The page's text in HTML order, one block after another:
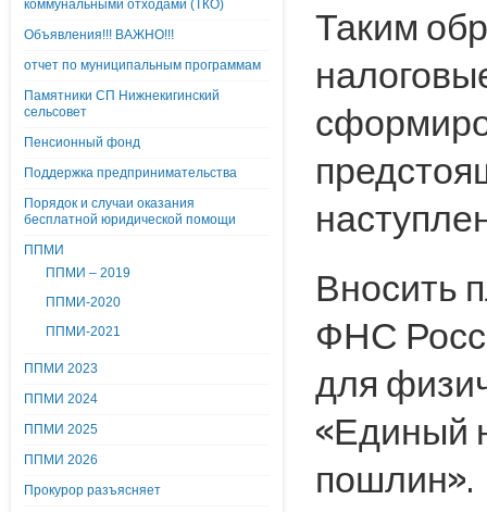
коммунальными отходами (ТКО)
Объявления!!! ВАЖНО!!!
отчет по муниципальным программам
Памятники СП Нижнекигинский
сельсовет
Пенсионный фонд
Поддержка предпринимательства
Порядок и случаи оказания
бесплатной юридической помощи
ППМИ
ППМИ – 2019
ППМИ-2020
ППМИ-2021
ППМИ 2023
ППМИ 2024
ППМИ 2025
ППМИ 2026
Прокурор разъясняет
Таким
Вносить
ФНС
для
«Единый
пошлин».